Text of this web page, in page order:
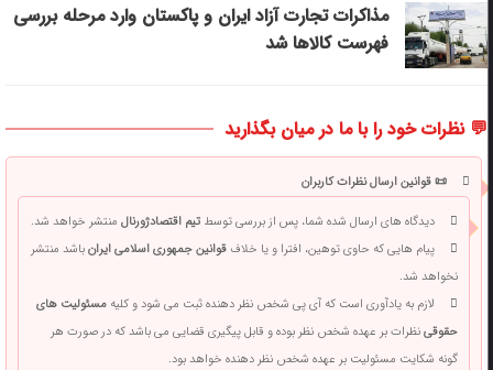
مذاکرات تجارت آزاد ایران و پاکستان وارد مرحله بررسی
فهرست کالاها شد
💬 نظرات خود را با ما در میان بگذارید
📜 قوانین ارسال نظرات کاربران
دیدگاه های ارسال شده شما، پس از بررسی توسطتیم اقتصادژورنالمنتشر خواهد شد.
پیام هایی که حاوی توهین، افترا و یا خلافقوانین جمهوری اسلامی ایرانباشد منتشر
نخواهد شد.
لازم به یادآوری است که آی پی شخص نظر دهنده ثبت می شود و کلیهمسئولیت های
حقوقینظرات بر عهده شخص نظر بوده و قابل پیگیری قضایی می باشد که در صورت هر
گونه شکایت مسئولیت بر عهده شخص نظر دهنده خواهد بود.